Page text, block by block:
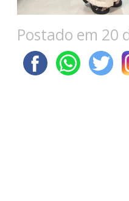
Postado em 20